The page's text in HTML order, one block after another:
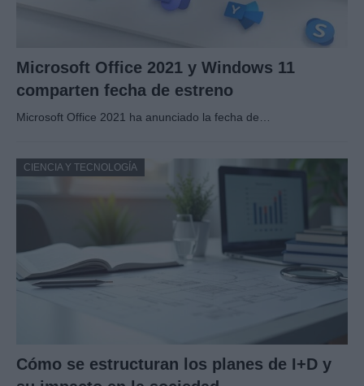
Microsoft Office 2021 y Windows 11
comparten fecha de estreno
Microsoft Office 2021 ha anunciado la fecha de…
CIENCIA Y TECNOLOGÍA
Cómo se estructuran los planes de I+D y